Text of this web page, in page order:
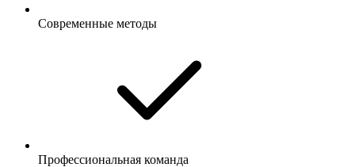
Современные методы
Профессиональная команда